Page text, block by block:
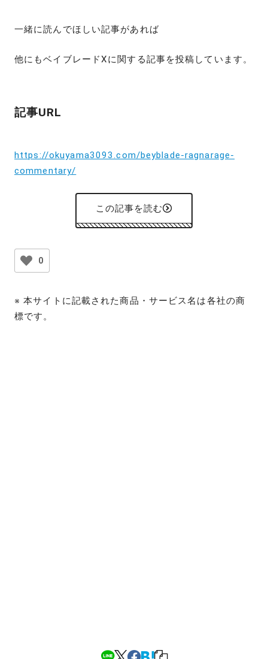
一緒に読んでほしい記事があれば
他にもベイブレードXに関する記事を投稿しています。
記事URL
https://okuyama3093.com/beyblade-ragnarage-
commentary/
この記事を読む
0
※ 本サイトに記載された商品・サービス名は各社の商
標です。